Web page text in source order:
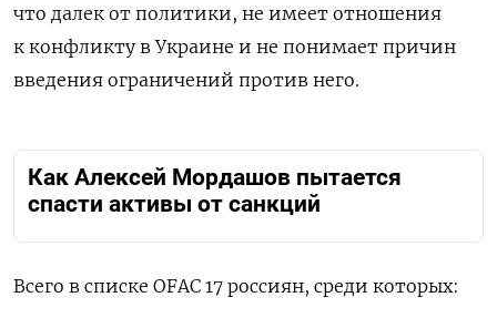
что далек от политики, не имеет отношения
к конфликту в Украине и не понимает причин
введения ограничений против него.
Как Алексей Мордашов пытается
спасти активы от санкций
Всего в списке OFAC 17 россиян, среди которых: